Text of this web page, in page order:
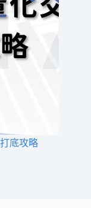
底攻略